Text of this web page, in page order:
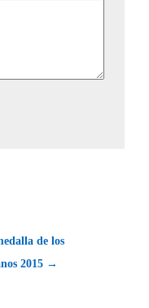
de los
2015 →